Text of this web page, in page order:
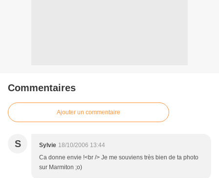
Commentaires
Ajouter un commentaire
S Sylvie 18/10/2006 13:44
Ca donne envie !<br /> Je me souviens très bien de ta photo
sur Marmiton ;o)